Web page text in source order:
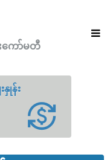
ကော်မတီ
နှုန်း